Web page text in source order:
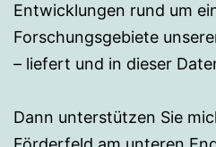
Entwicklungen rund um
Forschungsgebiete
– liefert und in dieser
Dann unterstützen Sie